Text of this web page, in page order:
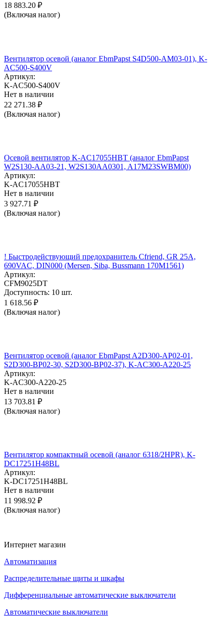
18 883.20 ₽
(Включая налог)
Вентилятор осевой (аналог EbmPapst S4D500-AM03-01), K-
AC500-S400V
Артикул:
K-AC500-S400V
Нет в наличии
22 271.38 ₽
(Включая налог)
Осевой вентилятор K-AC17055HBT (аналог EbmPapst
W2S130-AA03-21, W2S130AA0301, A17M23SWBM00)
Артикул:
K-AC17055HBT
Нет в наличии
3 927.71 ₽
(Включая налог)
! Быстродействующий предохранитель Cfriend, GR 25А,
690VAC, DIN000 (Mersen, Siba, Bussmann 170M1561)
Артикул:
CFM9025DT
Доступность: 10 шт.
1 618.56 ₽
(Включая налог)
Вентилятор осевой (аналог EbmPapst A2D300-AP02-01,
S2D300-BP02-30, S2D300-BP02-37), K-AC300-A220-25
Артикул:
K-AC300-A220-25
Нет в наличии
13 703.81 ₽
(Включая налог)
Вентилятор компактный осевой (аналог 6318/2HPR), K-
DC17251H48BL
Артикул:
K-DC17251H48BL
Нет в наличии
11 998.92 ₽
(Включая налог)
Интернет магазин
Автоматизация
Распределительные щиты и шкафы
Дифференциальные автоматические выключатели
Автоматические выключатели